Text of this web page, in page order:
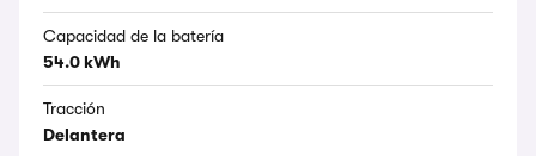
Capacidad de la batería
54.0 kWh
Tracción
Delantera